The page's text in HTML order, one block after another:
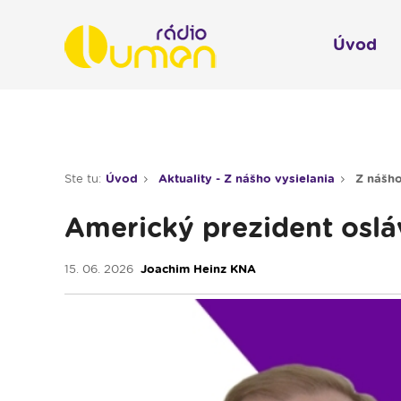
Ste tu: Úvod Aktuality - Z nášho vysielania Z
Americký prezident
15. 06. 2026 Joachim Heinz KNA
Úvod
Moderované relácie
Pre deti
Piesne na želanie